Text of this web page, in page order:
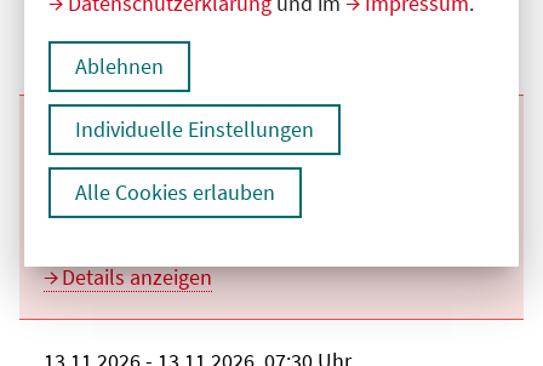
Ablehnen
Individuelle Einstellungen
Alle Cookies erlauben
Kategorie:A
Details anzeigen
Beginn:
06.11.2026Ende und Anfangszeit:
-06.11.2026,07:30 Uhr
Veranstaltungstitel:
Klinikübergreifende Fortbildung in der inneren
Medizin der Charité Campus Benjamin Franklin
Veranstaltungsort:
Online
Details anzeigen
Beginn:
13.11.2026Ende und Anfangszeit:
- 13.11.2026,07:30 Uhr